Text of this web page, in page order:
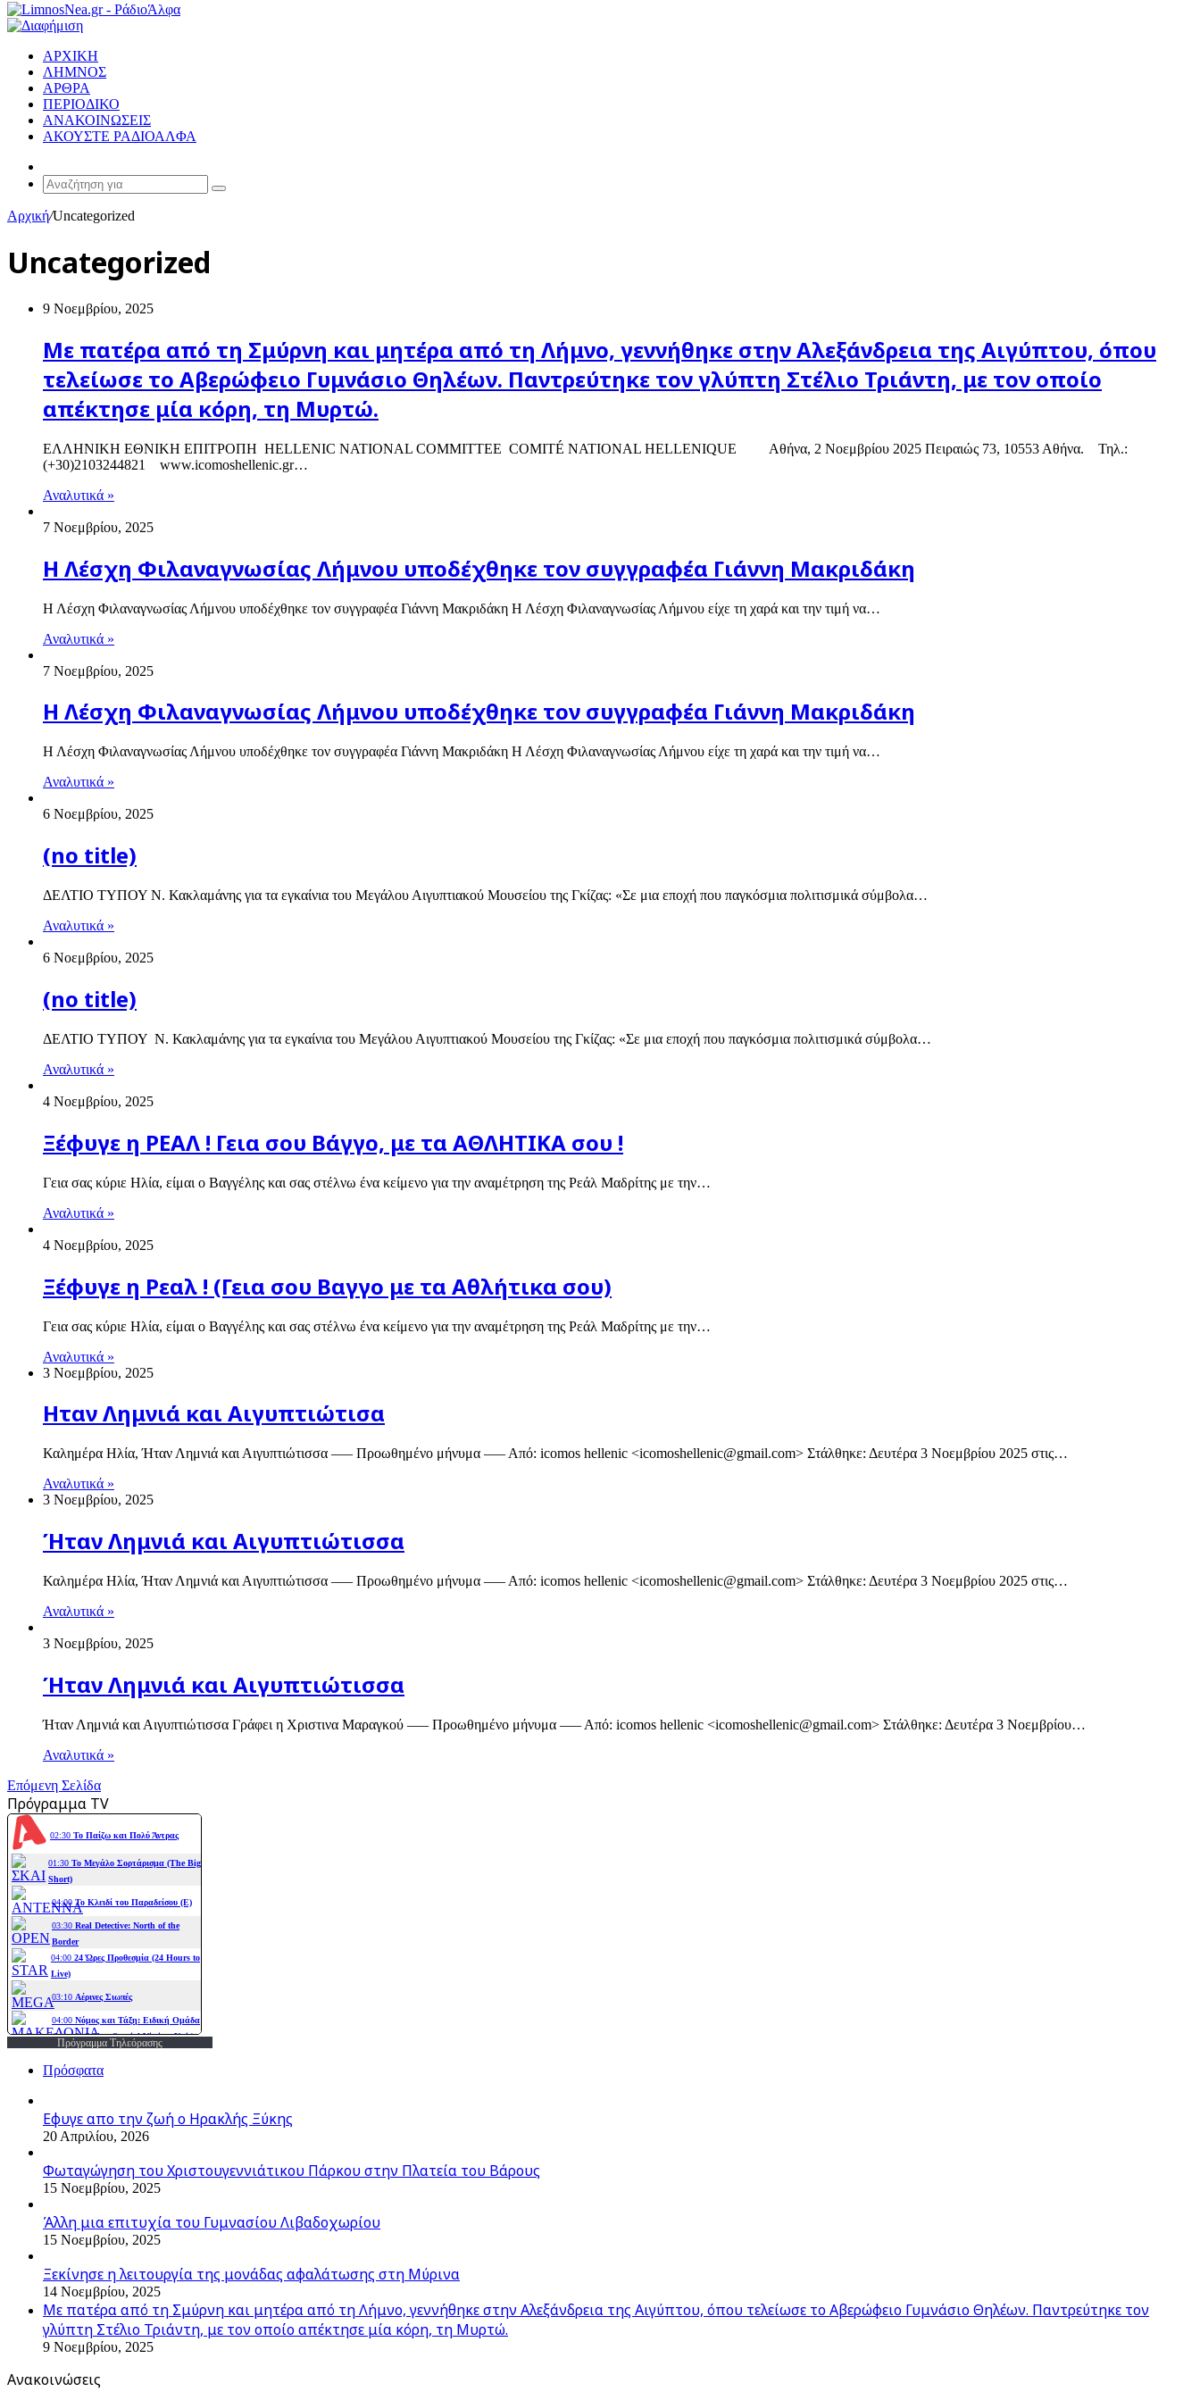
ΑΡΧΙΚΗ
ΛΗΜΝΟΣ
ΑΡΘΡΑ
ΠΕΡΙΟΔΙΚΟ
ΑΝΑΚΟΙΝΩΣΕΙΣ
ΑΚΟΥΣΤΕ ΡΑΔΙΟΑΛΦΑ
Article
Αναζήτηση
Αρχική/Uncategorized
Uncategorized
9 Νοεμβρίου, 2025
Με πατέρα από τη Σμύρνη και μητέρα από τη Λήμνο, γεννήθηκε στην Αλεξάνδρεια της Αιγύπτου, όπου
τελείωσε το Αβερώφειο Γυμνάσιο Θηλέων. Παντρεύτηκε τον γλύπτη Στέλιο Τριάντη, με τον οποίο
απέκτησε μία κόρη, τη Μυρτώ.
ΕΛΛΗΝΙΚH ΕΘΝΙΚΗ ΕΠΙΤΡΟΠΗ HELLENIC ΝΑΤΙΟΝΑL COMMITTEE COMITÉ NATIONAL HELLENIQUE Αθήνα, 2 Νοεμβρίου 2025 Πειραιώς 73, 10553 Αθήνα. Τηλ.:
(+30)2103244821 www.icomoshellenic.gr…
Αναλυτικά »
7 Νοεμβρίου, 2025
Η Λέσχη Φιλαναγνωσίας Λήμνου υποδέχθηκε τον συγγραφέα Γιάννη Μακριδάκη
Η Λέσχη Φιλαναγνωσίας Λήμνου υποδέχθηκε τον συγγραφέα Γιάννη Μακριδάκη Η Λέσχη Φιλαναγνωσίας Λήμνου είχε τη χαρά και την τιμή να…
Αναλυτικά »
7 Νοεμβρίου, 2025
Η Λέσχη Φιλαναγνωσίας Λήμνου υποδέχθηκε τον συγγραφέα Γιάννη Μακριδάκη
Η Λέσχη Φιλαναγνωσίας Λήμνου υποδέχθηκε τον συγγραφέα Γιάννη Μακριδάκη Η Λέσχη Φιλαναγνωσίας Λήμνου είχε τη χαρά και την τιμή να…
Αναλυτικά »
6 Νοεμβρίου, 2025
(no title)
ΔΕΛΤΙΟ ΤΥΠΟΥ Ν. Κακλαμάνης για τα εγκαίνια του Μεγάλου Αιγυπτιακού Μουσείου της Γκίζας: «Σε μια εποχή που παγκόσμια πολιτισμικά σύμβολα…
Αναλυτικά »
6 Νοεμβρίου, 2025
(no title)
ΔΕΛΤΙΟ ΤΥΠΟΥ Ν. Κακλαμάνης για τα εγκαίνια του Μεγάλου Αιγυπτιακού Μουσείου της Γκίζας: «Σε μια εποχή που παγκόσμια πολιτισμικά σύμβολα…
Αναλυτικά »
4 Νοεμβρίου, 2025
Ξέφυγε η ΡΕΑΛ ! Γεια σου Βάγγο, με τα ΑΘΛΗΤΙΚΑ σου !
Γεια σας κύριε Ηλία, είμαι ο Βαγγέλης και σας στέλνω ένα κείμενο για την αναμέτρηση της Ρεάλ Μαδρίτης με την…
Αναλυτικά »
4 Νοεμβρίου, 2025
Ξέφυγε η Ρεαλ ! (Γεια σου Βαγγο με τα Αθλήτικα σου)
Γεια σας κύριε Ηλία, είμαι ο Βαγγέλης και σας στέλνω ένα κείμενο για την αναμέτρηση της Ρεάλ Μαδρίτης με την…
Αναλυτικά »
3 Νοεμβρίου, 2025
Ηταν Λημνιά και Αιγυπτιώτισα
Καλημέρα Ηλία, Ήταν Λημνιά και Αιγυπτιώτισσα —– Προωθημένο μήνυμα —– Από: icomos hellenic <icomoshellenic@gmail.com> Στάλθηκε: Δευτέρα 3 Νοεμβρίου 2025 στις…
Αναλυτικά »
3 Νοεμβρίου, 2025
Ήταν Λημνιά και Αιγυπτιώτισσα
Καλημέρα Ηλία, Ήταν Λημνιά και Αιγυπτιώτισσα —– Προωθημένο μήνυμα —– Από: icomos hellenic <icomoshellenic@gmail.com> Στάλθηκε: Δευτέρα 3 Νοεμβρίου 2025 στις…
Αναλυτικά »
3 Νοεμβρίου, 2025
Ήταν Λημνιά και Αιγυπτιώτισσα
Ήταν Λημνιά και Αιγυπτιώτισσα Γράφει η Χριστινα Μαραγκού —– Προωθημένο μήνυμα —– Από: icomos hellenic <icomoshellenic@gmail.com> Στάλθηκε: Δευτέρα 3 Νοεμβρίου…
Αναλυτικά »
Επόμενη Σελίδα
Πρόγραμμα TV
Πρόγραμμα Τηλεόρασης
Πρόσφατα
Εφυγε απο την ζωή o Ηρακλής Ξύκης
20 Απριλίου, 2026
Φωταγώγηση του Χριστουγεννιάτικου Πάρκου στην Πλατεία του Βάρους
15 Νοεμβρίου, 2025
Άλλη μια επιτυχία του Γυμνασίου Λιβαδοχωρίου
15 Νοεμβρίου, 2025
Ξεκίνησε η λειτουργία της μονάδας αφαλάτωσης στη Μύρινα
14 Νοεμβρίου, 2025
Με πατέρα από τη Σμύρνη και μητέρα από τη Λήμνο, γεννήθηκε στην Αλεξάνδρεια της Αιγύπτου, όπου τελείωσε το Αβερώφειο Γυμνάσιο Θηλέων. Παντρεύτηκε τον
γλύπτη Στέλιο Τριάντη, με τον οποίο απέκτησε μία κόρη, τη Μυρτώ.
9 Νοεμβρίου, 2025
Ανακοινώσεις